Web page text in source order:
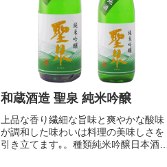
和蔵酒造 聖泉 純米吟醸
上品な香り繊細な旨味と爽やかな酸味
が調和した味わいは料理の美味しさを
引き立てます｡。種類純米吟醸日本酒度